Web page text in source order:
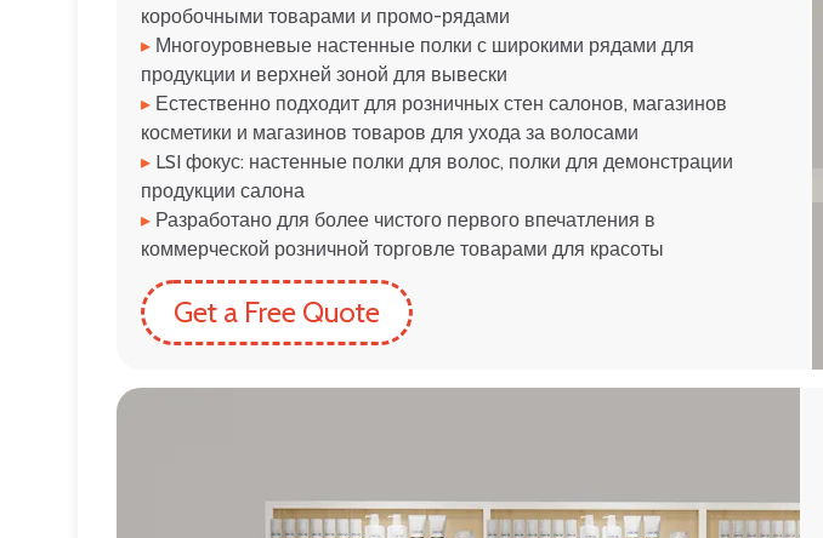
коробочными товарами и промо-рядами
▸ Многоуровневые настенные полки с широкими рядами для
продукции и верхней зоной для вывески
▸ Естественно подходит для розничных стен салонов, магазинов
косметики и магазинов товаров для ухода за волосами
▸ LSI фокус: настенные полки для волос, полки для демонстрации
продукции салона
▸ Разработано для более чистого первого впечатления в
коммерческой розничной торговле товарами для красоты
Get a Free Quote